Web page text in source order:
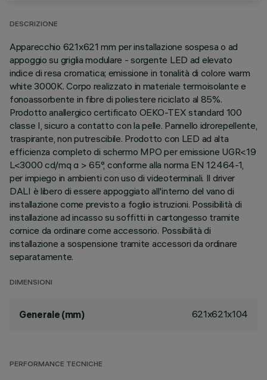
DESCRIZIONE
Apparecchio 621x621 mm per installazione sospesa o ad
appoggio su griglia modulare - sorgente LED ad elevato
indice di resa cromatica; emissione in tonalità di colore warm
white 3000K. Corpo realizzato in materiale termoisolante e
fonoassorbente in fibre di poliestere riciclato al 85%.
Prodotto anallergico certificato OEKO-TEX standard 100
classe I, sicuro a contatto con la pelle. Pannello idrorepellente,
traspirante, non putrescibile. Prodotto con LED ad alta
efficienza completo di schermo MPO per emissione UGR<19
L<3000 cd/mq α > 65°, conforme alla norma EN 12464-1,
per impiego in ambienti con uso di videoterminali. Il driver
DALI è libero di essere appoggiato all'interno del vano di
installazione come previsto a foglio istruzioni. Possibilità di
installazione ad incasso su soffitti in cartongesso tramite
cornice da ordinare come accessorio. Possibilità di
installazione a sospensione tramite accessori da ordinare
separatamente.
DIMENSIONI
Generale (mm) 621x621x104
PERFORMANCE TECNICHE